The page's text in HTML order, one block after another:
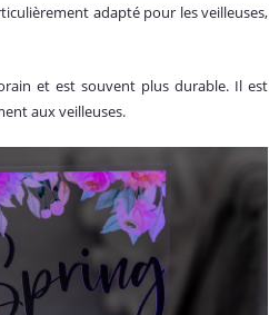
adapté pour les veilleuses,
et est souvent plus durable. Il est
aux veilleuses.